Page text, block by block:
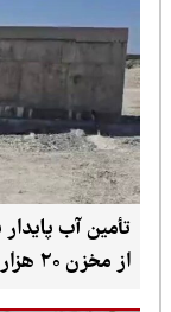
تأمین آب پایدار
از مخزن ۲۰ هزار لیتری